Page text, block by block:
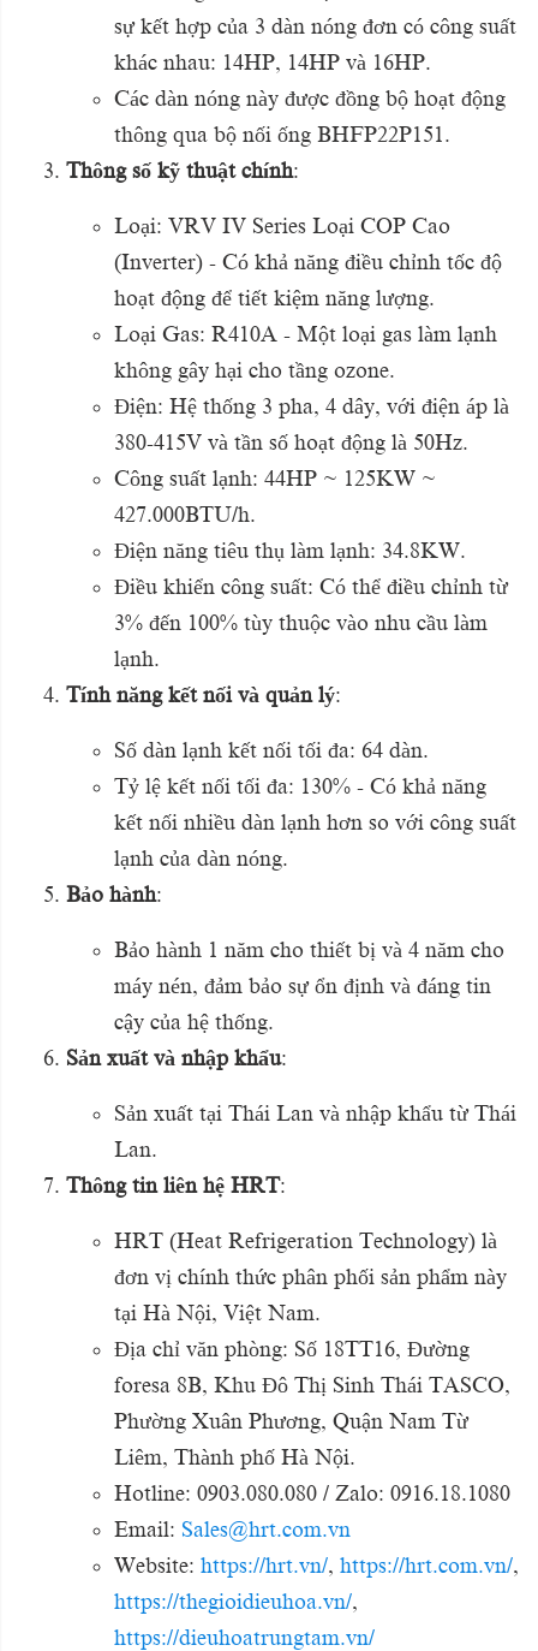
sự kết hợp của 3 dàn nóng đơn có công suất
khác nhau: 14HP, 14HP và 16HP.
Các dàn nóng này được đồng bộ hoạt động
thông qua bộ nối ống BHFP22P151.
Thông số kỹ thuật chính:
Loại: VRV IV Series Loại COP Cao
(Inverter) - Có khả năng điều chỉnh tốc độ
hoạt động để tiết kiệm năng lượng.
Loại Gas: R410A - Một loại gas làm lạnh
không gây hại cho tầng ozone.
Điện: Hệ thống 3 pha, 4 dây, với điện áp là
380-415V và tần số hoạt động là 50Hz.
Công suất lạnh: 44HP ~ 125KW ~
427.000BTU/h.
Điện năng tiêu thụ làm lạnh: 34.8KW.
Điều khiển công suất: Có thể điều chỉnh từ
3% đến 100% tùy thuộc vào nhu cầu làm
lạnh.
Tính năng kết nối và quản lý:
Số dàn lạnh kết nối tối đa: 64 dàn.
Tỷ lệ kết nối tối đa: 130% - Có khả năng
kết nối nhiều dàn lạnh hơn so với công suất
lạnh của dàn nóng.
Bảo hành:
Bảo hành 1 năm cho thiết bị và 4 năm cho
máy nén, đảm bảo sự ổn định và đáng tin
cậy của hệ thống.
Sản xuất và nhập khẩu:
Sản xuất tại Thái Lan và nhập khẩu từ Thái
Lan.
Thông tin liên hệ HRT:
HRT (Heat Refrigeration Technology) là
đơn vị chính thức phân phối sản phẩm này
tại Hà Nội, Việt Nam.
Địa chỉ văn phòng: Số 18TT16, Đường
foresa 8B, Khu Đô Thị Sinh Thái TASCO,
Phường Xuân Phương, Quận Nam Từ
Liêm, Thành phố Hà Nội.
Hotline: 0903.080.080 / Zalo: 0916.18.1080
Email: Sales@hrt.com.vn
Website: https://hrt.vn/, https://hrt.com.vn/,
https://thegioidieuhoa.vn/,
https://dieuhoatrungtam.vn/